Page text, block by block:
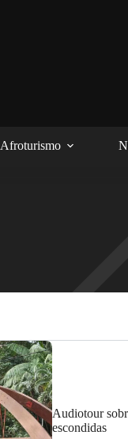
Afroturismo
Audiotour
escondidas